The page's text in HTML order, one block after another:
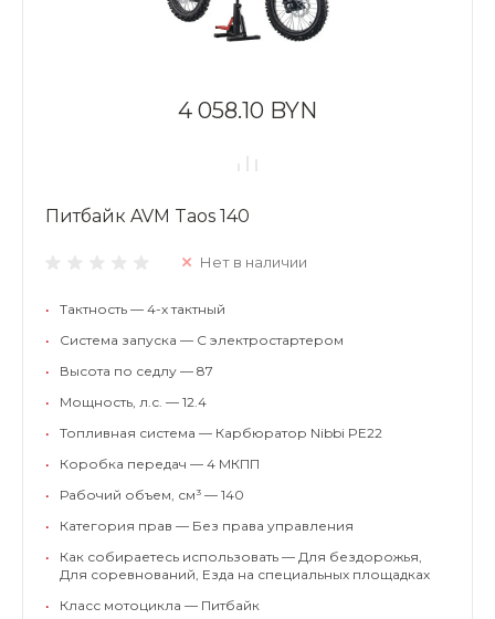
4 058.10 BYN
Питбайк AVM Taos 140
Нет в наличии
•
Тактность — 4-х тактный
•
Система запуска — С электростартером
•
Высота по седлу — 87
•
Мощность, л.с. — 12.4
•
Топливная система — Карбюратор Nibbi PE22
•
Коробка передач — 4 МКПП
•
Рабочий объем, см³ — 140
•
Категория прав — Без права управления
•
Как собираетесь использовать — Для бездорожья,
Для соревнований, Езда на специальных площадках
•
Класс мотоцикла — Питбайк